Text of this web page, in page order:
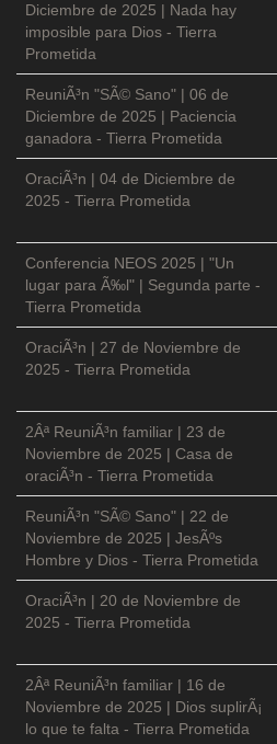
Diciembre de 2025 | Nada hay
imposible para Dios - Tierra
Prometida
ReuniÃ³n "SÃ© Sano" | 06 de
Diciembre de 2025 | Paciencia
ganadora - Tierra Prometida
OraciÃ³n | 04 de Diciembre de
2025 - Tierra Prometida
Conferencia NEOS 2025 | "Un
lugar para Ã‰l" | Segunda parte -
Tierra Prometida
OraciÃ³n | 27 de Noviembre de
2025 - Tierra Prometida
2Âª ReuniÃ³n familiar | 23 de
Noviembre de 2025 | Casa de
oraciÃ³n - Tierra Prometida
ReuniÃ³n "SÃ© Sano" | 22 de
Noviembre de 2025 | JesÃºs
Hombre y Dios - Tierra Prometida
OraciÃ³n | 20 de Noviembre de
2025 - Tierra Prometida
2Âª ReuniÃ³n familiar | 16 de
Noviembre de 2025 | Dios suplirÃ¡
lo que te falta - Tierra Prometida